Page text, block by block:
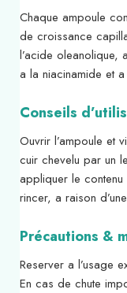
Chaque ampoule
de croissance
l’acide oleanolique,
a la niacinamide et
Conseils
Ouvrir l’ampoule et
cuir chevelu par un
appliquer le contenu
rincer, a raison
Précautions &
Reserver a l’usage
En cas de chute